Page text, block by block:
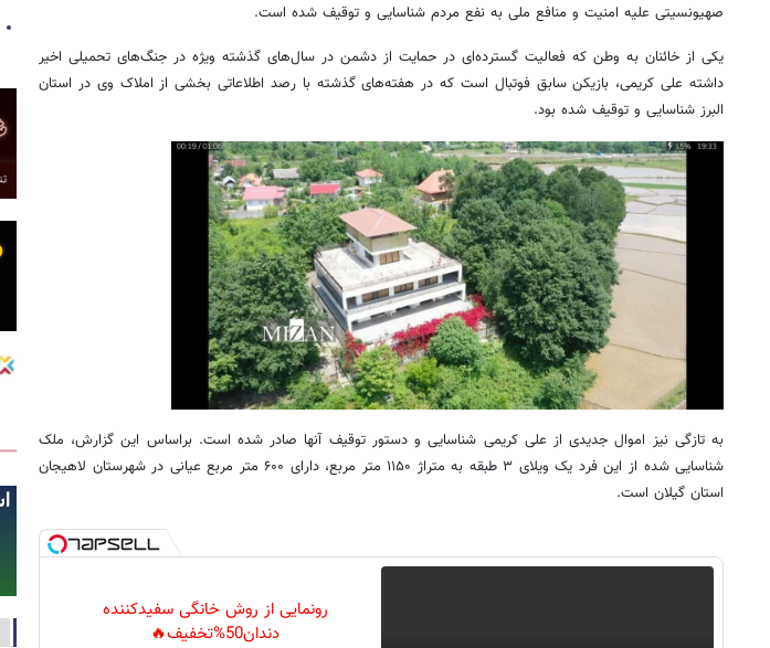
صهیونسیتی علیه امنیت و منافع ملی به نفع مردم شناسایی و توقیف شده است.
یکی از خائنان به وطن که فعالیت گسترده‌ای در حمایت از دشمن در سال‌های گذشته ویژه در جنگ‌های تحمیلی اخیر
داشته علی کریمی، بازیکن سابق فوتبال است که در هفته‌های گذشته با رصد اطلاعاتی بخشی از املاک وی در استان
البرز شناسایی و توقیف شده بود.
به تازگی نیز اموال جدیدی از علی کریمی شناسایی و دستور توقیف آنها صادر شده است. براساس این گزارش، ملک
شناسایی شده از این فرد یک ویلای ۳ طبقه به متراژ ۱۱۵۰ متر مربع، دارای ۶۰۰ متر مربع عیانی در شهرستان لاهیجان
استان گیلان است.
رونمایی از روش خانگی سفیدکننده
دندان50%تخفیف🔥